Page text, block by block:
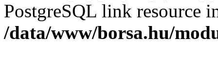
PostgreSQL link resource
/data/www/borsa.hu/